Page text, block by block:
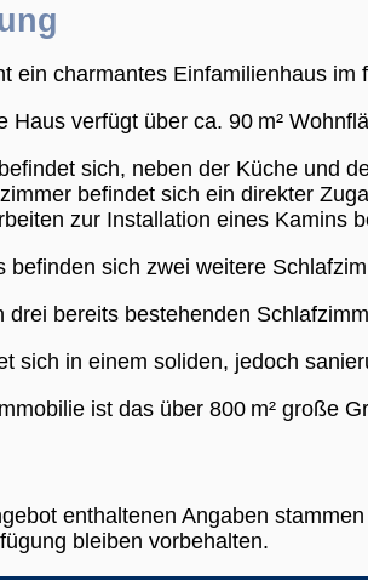
ein charmantes Einfamilienhaus im
Haus verfügt über ca. 90 m²
sich, neben der Küche und
befindet sich ein direkter
zur Installation eines Kamins
befinden sich zwei weitere
drei bereits bestehenden
sich in einem soliden, jedoch
ist das über 800 m² große
enthaltenen Angaben
bleiben vorbehalten.